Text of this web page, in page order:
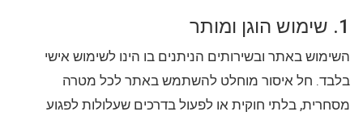
1. שימוש הוגן ומותר
השימוש באתר ובשירותים הניתנים בו הינו לשימוש אישי
בלבד. חל איסור מוחלט להשתמש באתר לכל מטרה
מסחרית, בלתי חוקית או לפעול בדרכים שעלולות לפגוע